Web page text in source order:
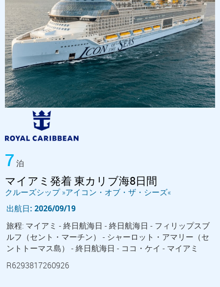
7 泊
マイアミ発着 東カリブ海8日間
クルーズシップ »アイコン・オブ・ザ・シーズ«
出航日: 2026/09/19
旅程: マイアミ - 終日航海日 - 終日航海日 - フィリップスブ
ルフ（セント・マーチン） - シャーロット・アマリー（セ
ントトーマス島） - 終日航海日 - ココ・ケイ - マイアミ
R6293817260926